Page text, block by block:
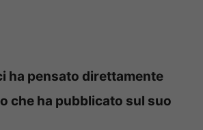
ha pensato direttamente
che ha pubblicato sul suo